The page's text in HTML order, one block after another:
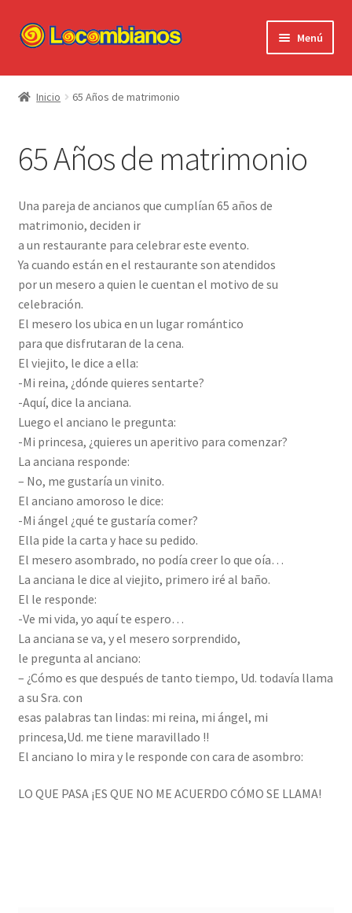
Ir
a
navegación
Ir
al
Menú
Locombianos
El Chuzo
Camisetas
Stickers
Ayuda al Cliente
Inicio 65 Años de matrimonio
65 Años de matrimonio
Una pareja de ancianos que cumplían 65 años de
matrimonio, deciden ir
a un restaurante para celebrar este evento.
Ya cuando están en el restaurante son atendidos
por un mesero a quien le cuentan el motivo de su
celebración.
El mesero los ubica en un lugar romántico
para que disfrutaran de la cena.
El viejito, le dice a ella:
-Mi reina, ¿dónde quieres sentarte?
-Aquí, dice la anciana.
Luego el anciano le pregunta:
-Mi princesa, ¿quieres un aperitivo para comenzar?
La anciana responde:
– No, me gustaría un vinito.
El anciano amoroso le dice:
-Mi ángel ¿qué te gustaría comer?
Ella pide la carta y hace su pedido.
El mesero asombrado, no podía creer lo que oía…
La anciana le dice al viejito, primero iré al baño.
El le responde:
-Ve mi vida, yo aquí te espero…
La anciana se va, y el mesero sorprendido,
le pregunta al anciano:
– ¿Cómo es que después de tanto tiempo, Ud. todavía llama
a su Sra. con
esas palabras tan lindas: mi reina, mi ángel, mi
princesa,Ud. me tiene maravillado !!
El anciano lo mira y le responde con cara de asombro:
LO QUE PASA ¡ES QUE NO ME ACUERDO CÓMO SE LLAMA!